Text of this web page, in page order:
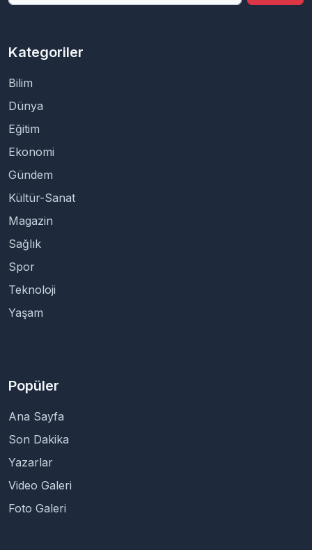
Kategoriler
Bilim
Dünya
Eğitim
Ekonomi
Gündem
Kültür-Sanat
Magazin
Sağlık
Spor
Teknoloji
Yaşam
Popüler
Ana Sayfa
Son Dakika
Yazarlar
Video Galeri
Foto Galeri